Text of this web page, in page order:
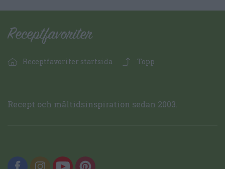
Receptfavoriter startsida Topp
Recept och måltidsinspiration sedan 2003.